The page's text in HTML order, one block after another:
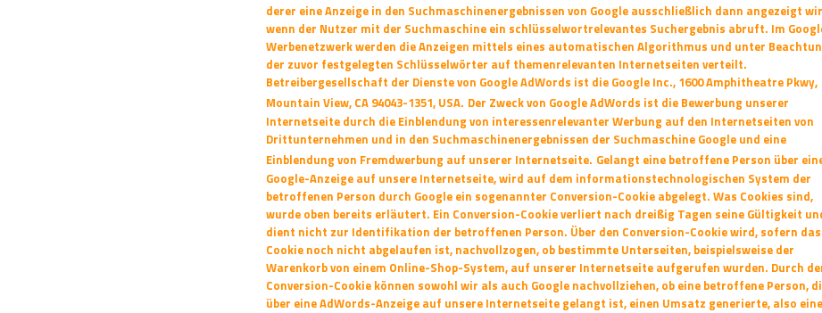
derer eine Anzeige in den Suchmaschinenergebnissen von Google ausschließlich dann angezeigt
wenn der Nutzer mit der Suchmaschine ein schlüsselwortrelevantes Suchergebnis abruft. Im
Werbenetzwerk werden die Anzeigen mittels eines automatischen Algorithmus und unter
der zuvor festgelegten Schlüsselwörter auf themenrelevanten Internetseiten verteilt.
Betreibergesellschaft der Dienste von Google AdWords ist die Google Inc., 1600 Amphitheatre Pkwy,
Mountain View, CA 94043-1351, USA. Der Zweck von Google AdWords ist die Bewerbung unserer
Internetseite durch die Einblendung von interessenrelevanter Werbung auf den Internetseiten von
Drittunternehmen und in den Suchmaschinenergebnissen der Suchmaschine Google und eine
Einblendung von Fremdwerbung auf unserer Internetseite. Gelangt eine betroffene Person über
Google-Anzeige auf unsere Internetseite, wird auf dem informationstechnologischen System der
betroffenen Person durch Google ein sogenannter Conversion-Cookie abgelegt. Was Cookies sind,
wurde oben bereits erläutert. Ein Conversion-Cookie verliert nach dreißig Tagen seine Gültigkeit
dient nicht zur Identifikation der betroffenen Person. Über den Conversion-Cookie wird, sofern das
Cookie noch nicht abgelaufen ist, nachvollzogen, ob bestimmte Unterseiten, beispielsweise der
Warenkorb von einem Online-Shop-System, auf unserer Internetseite aufgerufen wurden. Durch
Conversion-Cookie können sowohl wir als auch Google nachvollziehen, ob eine betroffene Person,
über eine AdWords-Anzeige auf unsere Internetseite gelangt ist, einen Umsatz generierte, also